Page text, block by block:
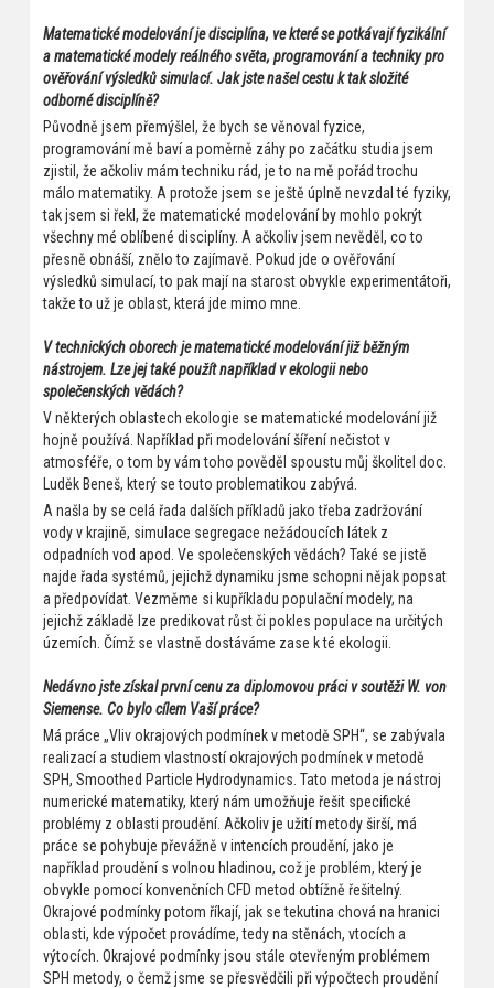
Matematické modelování je disciplína, ve které se potkávají fyzikální
a matematické modely reálného světa, programování a techniky pro
ověřování výsledků simulací. Jak jste našel cestu k tak složité
odborné disciplíně?
Původně jsem přemýšlel, že bych se věnoval fyzice,
programování mě baví a poměrně záhy po začátku studia jsem
zjistil, že ačkoliv mám techniku rád, je to na mě pořád trochu
málo matematiky. A protože jsem se ještě úplně nevzdal té fyziky,
tak jsem si řekl, že matematické modelování by mohlo pokrýt
všechny mé oblíbené disciplíny. A ačkoliv jsem nevěděl, co to
přesně obnáší, znělo to zajímavě. Pokud jde o ověřování
výsledků simulací, to pak mají na starost obvykle experimentátoři,
takže to už je oblast, která jde mimo mne.
V technických oborech je matematické modelování již běžným
nástrojem. Lze jej také použít například v ekologii nebo
společenských vědách?
V některých oblastech ekologie se matematické modelování již
hojně používá. Například při modelování šíření nečistot v
atmosféře, o tom by vám toho pověděl spoustu můj školitel doc.
Luděk Beneš, který se touto problematikou zabývá.
A našla by se celá řada dalších příkladů jako třeba zadržování
vody v krajině, simulace segregace nežádoucích látek z
odpadních vod apod. Ve společenských vědách? Také se jistě
najde řada systémů, jejichž dynamiku jsme schopni nějak popsat
a předpovídat. Vezměme si kupříkladu populační modely, na
jejichž základě lze predikovat růst či pokles populace na určitých
územích. Čímž se vlastně dostáváme zase k té ekologii.
Nedávno jste získal první cenu za diplomovou práci v soutěži W. von
Siemense. Co bylo cílem Vaší práce?
Má práce „Vliv okrajových podmínek v metodě SPH“, se zabývala
realizací a studiem vlastností okrajových podmínek v metodě
SPH, Smoothed Particle Hydrodynamics. Tato metoda je nástroj
numerické matematiky, který nám umožňuje řešit specifické
problémy z oblasti proudění. Ačkoliv je užití metody širší, má
práce se pohybuje převážně v intencích proudění, jako je
například proudění s volnou hladinou, což je problém, který je
obvykle pomocí konvenčních CFD metod obtížně řešitelný.
Okrajové podmínky potom říkají, jak se tekutina chová na hranici
oblasti, kde výpočet provádíme, tedy na stěnách, vtocích a
výtocích. Okrajové podmínky jsou stále otevřeným problémem
SPH metody, o čemž jsme se přesvědčili při výpočtech proudění